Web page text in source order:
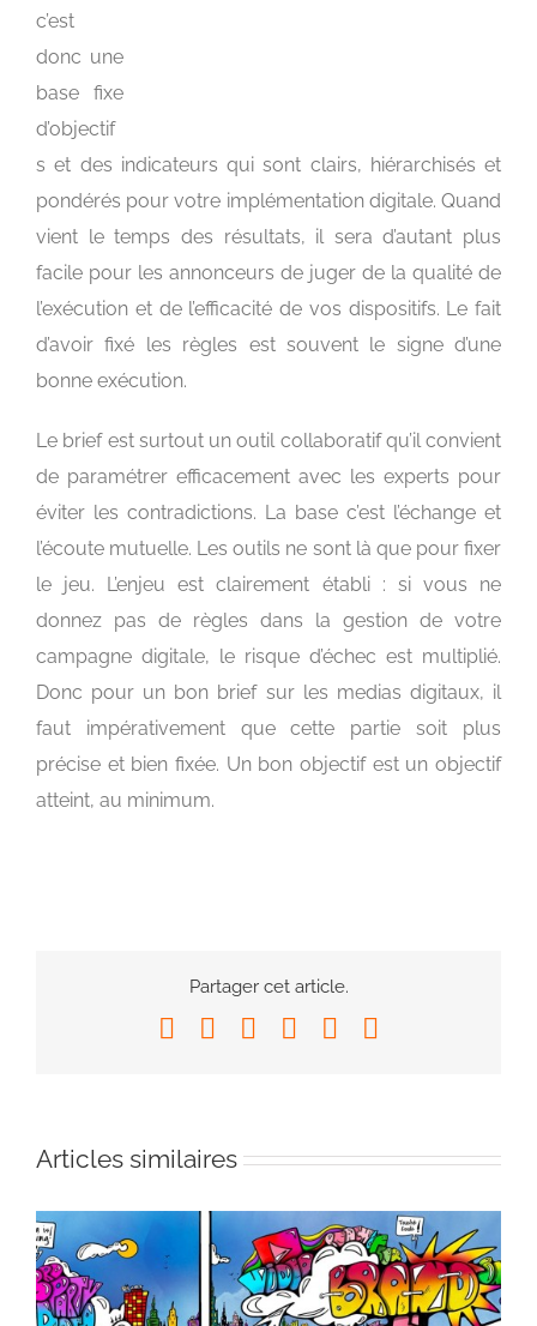
c’est
donc une
base fixe
d’objectif
s et des indicateurs qui sont clairs, hiérarchisés et
pondérés pour votre implémentation digitale. Quand
vient le temps des résultats, il sera d’autant plus
facile pour les annonceurs de juger de la qualité de
l’exécution et de l’efficacité de vos dispositifs. Le fait
d’avoir fixé les règles est souvent le signe d’une
bonne exécution.
Le brief est surtout un outil collaboratif qu’il convient
de paramétrer efficacement avec les experts pour
éviter les contradictions. La base c’est l’échange et
l’écoute mutuelle. Les outils ne sont là que pour fixer
le jeu. L’enjeu est clairement établi : si vous ne
donnez pas de règles dans la gestion de votre
campagne digitale, le risque d’échec est multiplié.
Donc pour un bon brief sur les medias digitaux, il
faut impérativement que cette partie soit plus
précise et bien fixée. Un bon objectif est un objectif
atteint, au minimum.
Partager cet article.
FacebookLinkedInWhatsApp
Pinterest
Articles similaires